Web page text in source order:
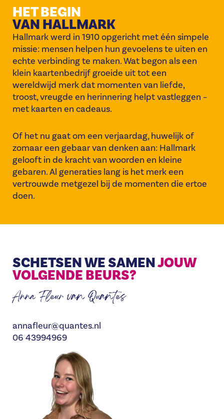
HET BEGIN
VAN HALLMARK
Hallmark werd in 1910 opgericht met één simpele
missie: mensen helpen hun gevoelens te uiten en
echte verbinding te maken. Wat begon als een
klein kaartenbedrijf groeide uit tot een
wereldwijd merk dat momenten van liefde,
troost, vreugde en herinnering helpt vastleggen –
met kaarten en cadeaus.
Of het nu gaat om een verjaardag, huwelijk of
zomaar een gebaar van denken aan: Hallmark
gelooft in de kracht van woorden en kleine
gebaren. Al generaties lang is het merk een
vertrouwde metgezel bij de momenten die ertoe
doen.
SCHETSEN WE SAMENJOUW
VOLGENDE BEURS?
Anna Fleur van Quantes
annafleur@quantes.nl
06 43994969